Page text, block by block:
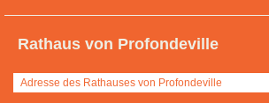
Rathaus von Profondeville
Adresse des Rathauses von Profondeville